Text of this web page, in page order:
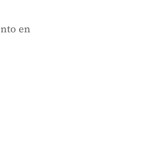
en